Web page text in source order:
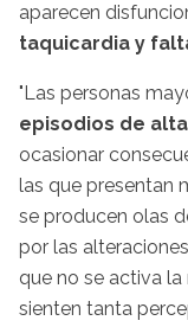
aparecen
taquicardia y
"Las personas
episodios de
ocasionar
las que presentan
se producen olas
por las
que no se activa la
sienten tanta